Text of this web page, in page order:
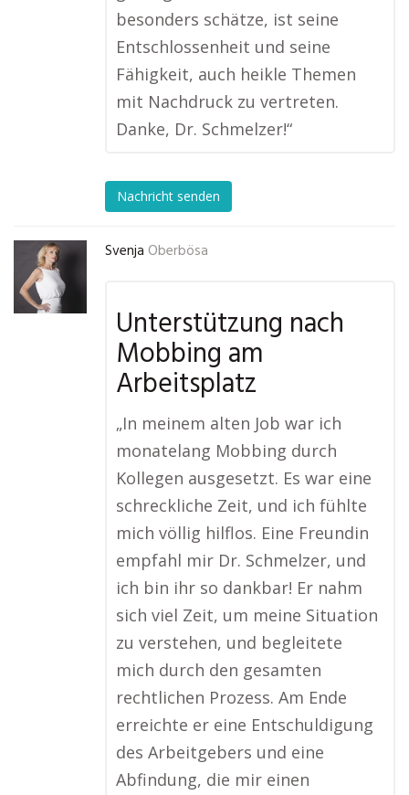
besonders schätze, ist seine
Entschlossenheit und seine
Fähigkeit, auch heikle Themen
mit Nachdruck zu vertreten.
Danke, Dr. Schmelzer!“
Nachricht senden
Svenja Oberbösa
Unterstützung nach
Mobbing am
Arbeitsplatz
„In meinem alten Job war ich
monatelang Mobbing durch
Kollegen ausgesetzt. Es war eine
schreckliche Zeit, und ich fühlte
mich völlig hilflos. Eine Freundin
empfahl mir Dr. Schmelzer, und
ich bin ihr so dankbar! Er nahm
sich viel Zeit, um meine Situation
zu verstehen, und begleitete
mich durch den gesamten
rechtlichen Prozess. Am Ende
erreichte er eine Entschuldigung
des Arbeitgebers und eine
Abfindung, die mir einen